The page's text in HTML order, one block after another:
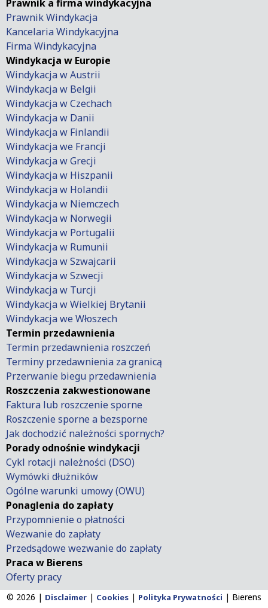
Prawnik a firma windykacyjna
Prawnik Windykacja
Kancelaria Windykacyjna
Firma Windykacyjna
Windykacja w Europie
Windykacja w Austrii
Windykacja w Belgii
Windykacja w Czechach
Windykacja w Danii
Windykacja w Finlandii
Windykacja we Francji
Windykacja w Grecji
Windykacja w Hiszpanii
Windykacja w Holandii
Windykacja w Niemczech
Windykacja w Norwegii
Windykacja w Portugalii
Windykacja w Rumunii
Windykacja w Szwajcarii
Windykacja w Szwecji
Windykacja w Turcji
Windykacja w Wielkiej Brytanii
Windykacja we Włoszech
Termin przedawnienia
Termin przedawnienia roszczeń
Terminy przedawnienia za granicą
Przerwanie biegu przedawnienia
Roszczenia zakwestionowane
Faktura lub roszczenie sporne
Roszczenie sporne a bezsporne
Jak dochodzić należności spornych?
Porady odnośnie windykacji
Cykl rotacji należności (DSO)
Wymówki dłużników
Ogólne warunki umowy (OWU)
Ponaglenia do zapłaty
Przypomnienie o płatności
Wezwanie do zapłaty
Przedsądowe wezwanie do zapłaty
Praca w Bierens
Oferty pracy
© 2026 | Disclaimer | Cookies | Polityka Prywatności | Bierens